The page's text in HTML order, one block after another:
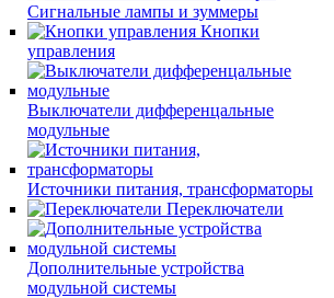
Сигнальные лампы и зуммеры
Кнопки
управления
Выключатели дифференцальные
модульные
Источники питания, трансформаторы
Переключатели
Дополнительные устройства
модульной системы